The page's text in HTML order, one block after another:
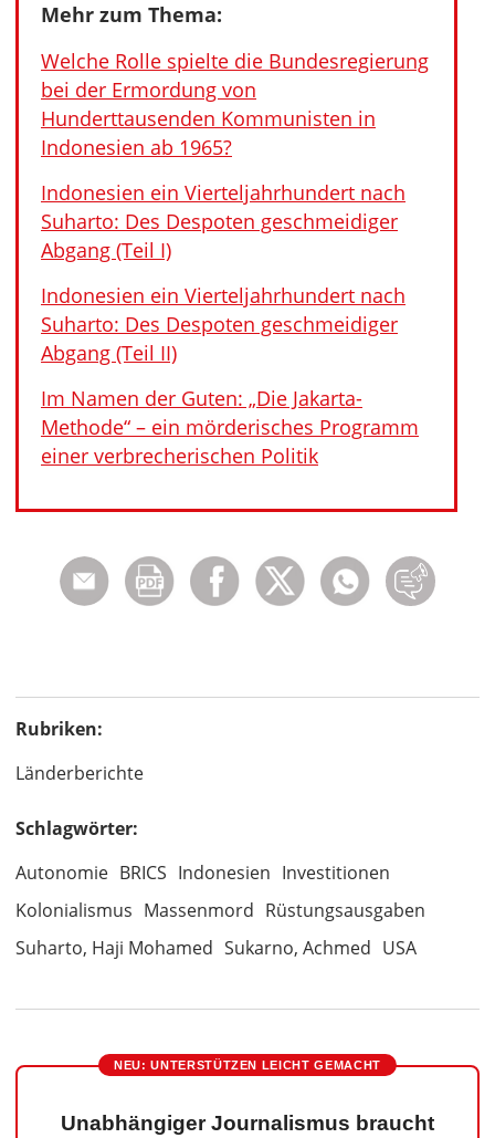
Mehr zum Thema:
Welche Rolle spielte die Bundesregierung
bei der Ermordung von
Hunderttausenden Kommunisten in
Indonesien ab 1965?
Indonesien ein Vierteljahrhundert nach
Suharto: Des Despoten geschmeidiger
Abgang (Teil I)
Indonesien ein Vierteljahrhundert nach
Suharto: Des Despoten geschmeidiger
Abgang (Teil II)
Im Namen der Guten: „Die Jakarta-
Methode“ – ein mörderisches Programm
einer verbrecherischen Politik
Rubriken:
Länderberichte
Schlagwörter:
Autonomie BRICS Indonesien Investitionen
Kolonialismus Massenmord Rüstungsausgaben
Suharto, Haji Mohamed Sukarno, Achmed USA
NEU: UNTERSTÜTZEN LEICHT GEMACHT
Unabhängiger Journalismus braucht